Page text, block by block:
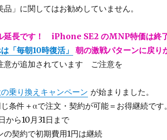
品」に関してはお勧めしていません。
延長です！ iPhone SE2 のMNP特価は終
「毎朝10時復活」
朝の激戦パターンに戻り
意が追加されています ご注意を
乗り換えキャンペーン が始まりました。
条件＋αで注文・契約が可能＝お得継続です。
から10月31日まで
の契約で初期費用1円は継続